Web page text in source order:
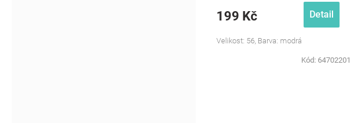
199 Kč Detail
Velikost: 56, Barva: modrá
Kód: 64702201